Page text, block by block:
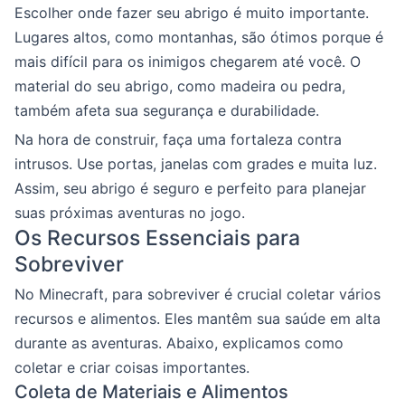
Escolher onde fazer seu abrigo é muito importante.
Lugares altos, como montanhas, são ótimos porque é
mais difícil para os inimigos chegarem até você. O
material do seu abrigo, como madeira ou pedra,
também afeta sua segurança e durabilidade.
Na hora de construir, faça uma fortaleza contra
intrusos. Use portas, janelas com grades e muita luz.
Assim, seu abrigo é seguro e perfeito para planejar
suas próximas aventuras no jogo.
Os Recursos Essenciais para
Sobreviver
No Minecraft, para sobreviver é crucial coletar vários
recursos e alimentos. Eles mantêm sua saúde em alta
durante as aventuras. Abaixo, explicamos como
coletar e criar coisas importantes.
Coleta de Materiais e Alimentos